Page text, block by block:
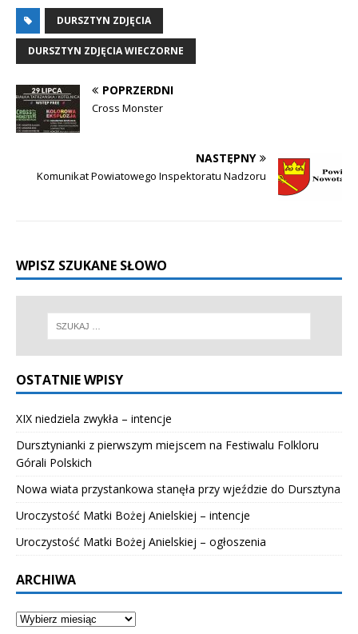
DURSZTYN ZDJĘCIA
DURSZTYN ZDJĘCIA WIECZORNE
POPRZERDNI
Cross Monster
NASTĘPNY
Komunikat Powiatowego Inspektoratu Nadzoru
WPISZ SZUKANE SŁOWO
OSTATNIE WPISY
XIX niedziela zwykła – intencje
Dursztynianki z pierwszym miejscem na Festiwalu Folkloru
Górali Polskich
Nowa wiata przystankowa stanęła przy wjeździe do Dursztyna
Uroczystość Matki Bożej Anielskiej – intencje
Uroczystość Matki Bożej Anielskiej – ogłoszenia
ARCHIWA